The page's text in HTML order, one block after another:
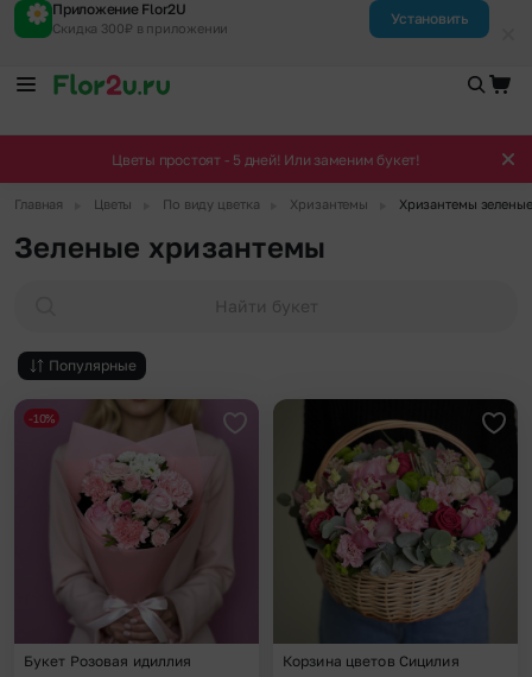
Приложение Flor2U
Скидка 300₽ в приложении
Установить
Цветы простоят - 5 дней! Или заменим букет!
Главная Цветы По виду цветка Хризантемы Хризантемы зеленые
Зеленые хризантемы
Найти букет
Популярные
Добавить в избранное
-10%
Букет Розовая идиллия Корзина цветов Сицилия